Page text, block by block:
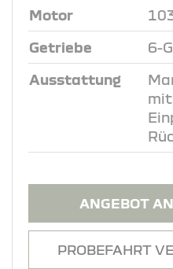
Motor
Getriebe 6-
Ausstattung
ANGEBOT
PROBEFAHRT